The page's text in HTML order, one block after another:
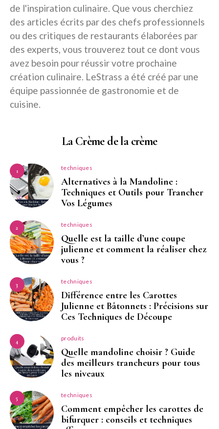
de l'inspiration culinaire. Que vous cherchiez
des articles écrits par des chefs professionnels
ou des critiques de restaurants élaborées par
des experts, vous trouverez tout ce dont vous
avez besoin pour réussir votre prochaine
création culinaire. LeStrass a été créé par une
équipe passionnée de gastronomie et de
cuisine.
La Crème de la crème
1 techniques
Alternatives à la Mandoline :
Techniques et Outils pour Trancher
Vos Légumes
2 techniques
Quelle est la taille d’une coupe
julienne et comment la réaliser chez
vous ?
3 techniques
Différence entre les Carottes
Julienne et Bâtonnets : Précisions sur
Ces Techniques de Découpe
4 produits
Quelle mandoline choisir ? Guide
des meilleurs trancheurs pour tous
les niveaux
5 techniques
Comment empêcher les carottes de
bifurquer : conseils et techniques